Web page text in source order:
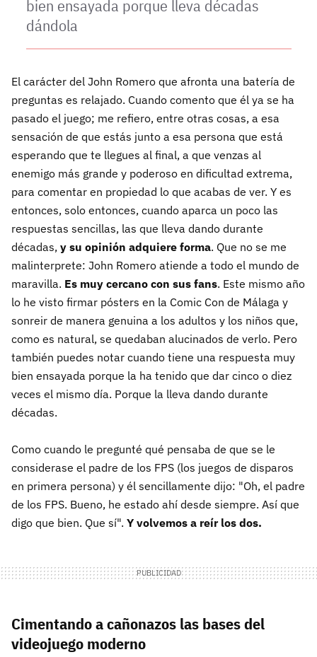
bien ensayada porque lleva décadas
dándola
El carácter del John Romero que afronta una batería de
preguntas es relajado. Cuando comento que él ya se ha
pasado el juego; me refiero, entre otras cosas, a esa
sensación de que estás junto a esa persona que está
esperando que te llegues al final, a que venzas al
enemigo más grande y poderoso en dificultad extrema,
para comentar en propiedad lo que acabas de ver. Y es
entonces, solo entonces, cuando aparca un poco las
respuestas sencillas, las que lleva dando durante
décadas, y su opinión adquiere forma. Que no se me
malinterprete: John Romero atiende a todo el mundo de
maravilla. Es muy cercano con sus fans. Este mismo año
lo he visto firmar pósters en la Comic Con de Málaga y
sonreir de manera genuina a los adultos y los niños que,
como es natural, se quedaban alucinados de verlo. Pero
también puedes notar cuando tiene una respuesta muy
bien ensayada porque la ha tenido que dar cinco o diez
veces el mismo día. Porque la lleva dando durante
décadas.
Como cuando le pregunté qué pensaba de que se le
considerase el padre de los FPS (los juegos de disparos
en primera persona) y él sencillamente dijo: "Oh, el padre
de los FPS. Bueno, he estado ahí desde siempre. Así que
digo que bien. Que sí". Y volvemos a reír los dos.
Cimentando a cañonazos las bases del
videojuego moderno